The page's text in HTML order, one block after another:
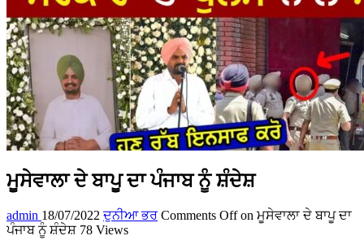
ਮੂਸੇਵਾਲਾ ਦੇ ਬਾਪੂ ਦਾ ਪੰਜਾਬ ਨੂੰ ਸ਼ੰਦੇਸ਼
admin 18/07/2022 ਦੁਨੀਆ ਭਰ Comments Offon ਮੂਸੇਵਾਲਾ ਦੇ ਬਾਪੂ ਦਾ
ਪੰਜਾਬ ਨੂੰ ਸ਼ੰਦੇਸ਼ 78 Views